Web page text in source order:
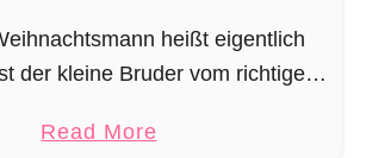
ä
k
heißt eigentlich
der kleine Bruder vom richtigen
Größe, für das knacken der
Read Morea